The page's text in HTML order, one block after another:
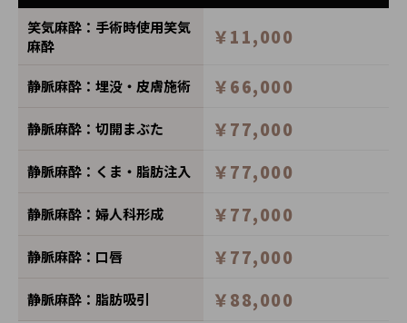
笑気麻酔：手術時使用笑気
麻酔
￥11,000
静脈麻酔：埋没・皮膚施術 ￥66,000
静脈麻酔：切開まぶた ￥77,000
静脈麻酔：くま・脂肪注入 ￥77,000
静脈麻酔：婦人科形成 ￥77,000
静脈麻酔：口唇 ￥77,000
静脈麻酔：脂肪吸引 ￥88,000